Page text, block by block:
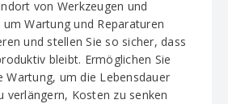
von Werkzeugen und
Wartung und Reparaturen
und stellen Sie so sicher, dass
bleibt. Ermöglichen Sie
Wartung, um die Lebensdauer
verlängern, Kosten zu senken